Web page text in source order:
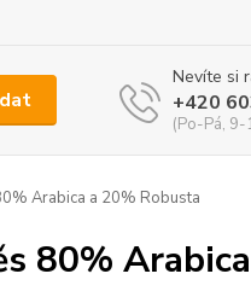
Nevíte si
+420
(Po-Pá, 9-
Arabica a 20% Robusta
80%